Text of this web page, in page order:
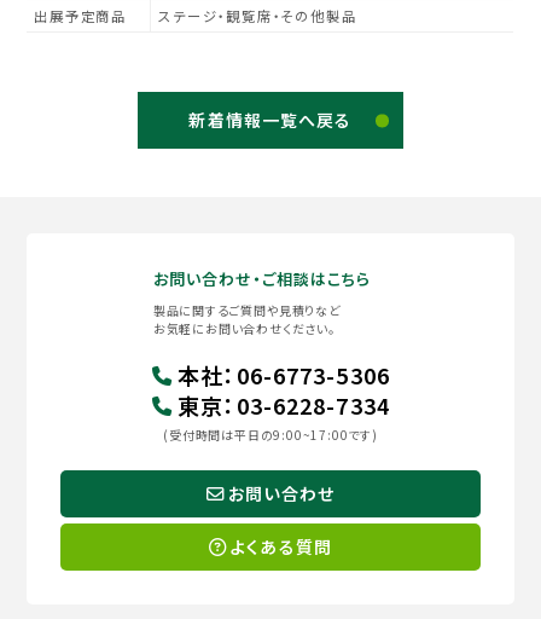
出展予定商品
ステージ・観覧席・その他製品
新着情報一覧へ戻る
お問い合わせ・ご相談はこちら
製品に関するご質問や見積りなど
お気軽にお問い合わせください。
本社： 06-6773-5306
東京： 03-6228-7334
(受付時間は平日の9:00~17:00です)
お問い合わせ
よくある質問